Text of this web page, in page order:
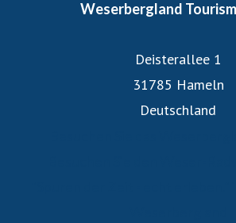
Weserbergland
Deisterallee 1
31785 Hameln
Deutschland